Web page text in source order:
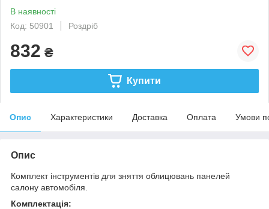
В наявності
Код: 50901
Роздріб
832 ₴
Купити
Опис Характеристики Доставка Оплата Умови
Опис
Комплект інструментів для зняття облицювань панелей
салону автомобіля.
Комплектація: